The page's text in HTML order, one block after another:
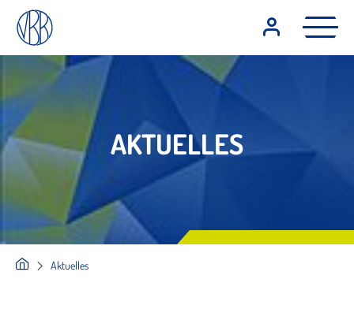
AKTUELLES
Aktuelles